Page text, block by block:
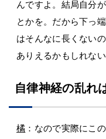
んですよ。結局自分
とかを。だから下っ
はそんなに長くない
ありえるかもしれない
自律神経の乱れ
橘 ：なので実際にこ